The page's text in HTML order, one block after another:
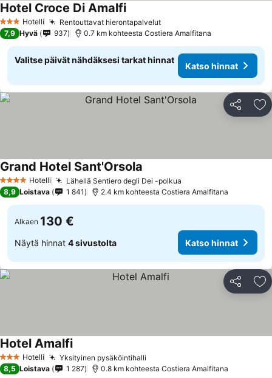
3 Tähtiluokitus
Hotelli Rentouttavat hierontapalvelutKatso hinnat
Hotel Croce Di AmalfiKatso hinnat
7,9 Hyvä 937 0.7 km kohteesta Costiera Amalfitana
Valitse päivät nähdäksesi tarkat hinnat
Katso hinnat
Jaa
4 Tähtiluokitus
Hotelli Lähellä Sentiero degli Dei -polkua
Grand Hotel Sant'Orsola
8,9 Loistava 1 841 2.4 km kohteesta Costiera Amalfitana
Alkaen 130 €
Näytä hinnat 4 sivustolta Katso hinnat
Jaa
3 Tähtiluokitus
Hotelli Yksityinen pysäköintihalli
Hotel AmalfiKatso hinnat
8,5 Loistava 1 287 0.8 km kohteesta Costiera Amalfitana